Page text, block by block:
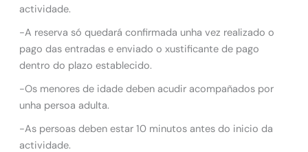
actividade.
-A reserva só quedará confirmada unha vez realizado o
pago das entradas e enviado o xustificante de pago
dentro do plazo establecido.
-Os menores de idade deben acudir acompañados por
unha persoa adulta.
-As persoas deben estar 10 minutos antes do inicio da
actividade.